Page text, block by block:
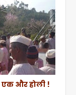
एक और होली !